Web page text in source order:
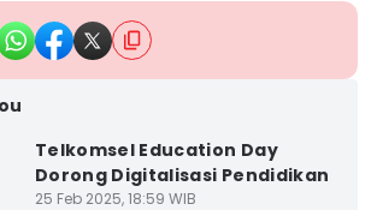
Telkomsel Education Day
Dorong Digitalisasi Pendidikan
25 Feb 2025, 18:59 WIB